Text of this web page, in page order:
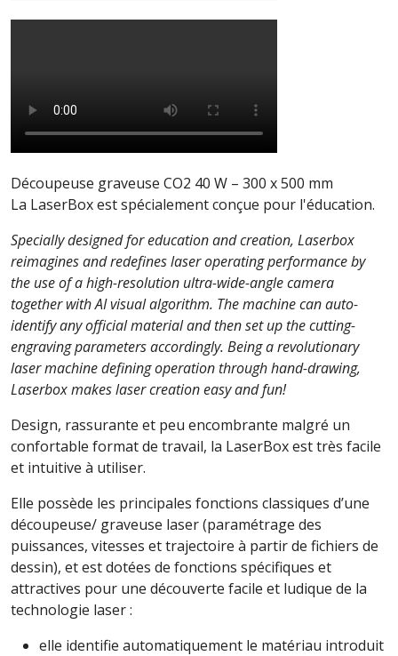
Découpeuse graveuse CO2 40 W – 300 x 500 mm
La LaserBox est spécialement conçue pour l'éducation.
Specially designed for education and creation, Laserbox
reimagines and redefines laser operating performance by
the use of a high-resolution ultra-wide-angle camera
together with AI visual algorithm. The machine can auto-
identify any official material and then set up the cutting-
engraving parameters accordingly. Being a revolutionary
laser machine defining operation through hand-drawing,
Laserbox makes laser creation easy and fun!
Design, rassurante et peu encombrante malgré un
confortable format de travail, la LaserBox est très facile
et intuitive à utiliser.
Elle possède les principales fonctions classiques d’une
découpeuse/ graveuse laser (paramétrage des
puissances, vitesses et trajectoire à partir de fichiers de
dessin), et est dotées de fonctions spécifiques et
attractives pour une découverte facile et ludique de la
technologie laser :
elle identifie automatiquement le matériau introduit